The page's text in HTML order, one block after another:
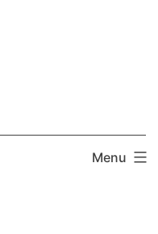
Menu